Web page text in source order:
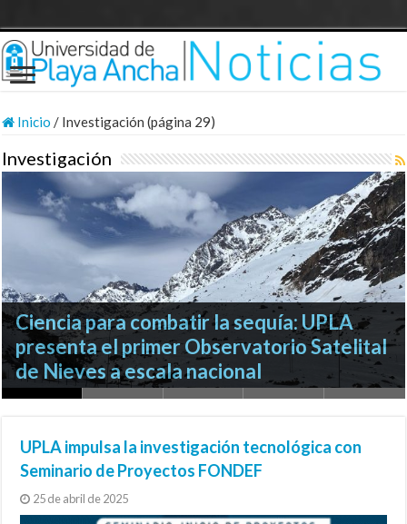
Inicio / Investigación (página 29)
Investigación
presenta el primer Observatorio Satelital
de Nieves a escala nacional
Investigaciones UPLA sobre Religiosidad
destacaron en encuentro internacional
de estudios coloniales
Conferencia Internacional de Estudios
Indígenas
Curso impulsó el liderazgo científico en el
XLV Congreso de Ciencias del Mar
I+D, la compleja clave del futuro
UPLA impulsa la investigación tecnológica con
Seminario de Proyectos FONDEF
25 de abril de 2025